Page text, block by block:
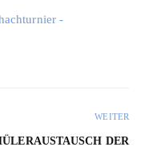
-
WEITER
DER